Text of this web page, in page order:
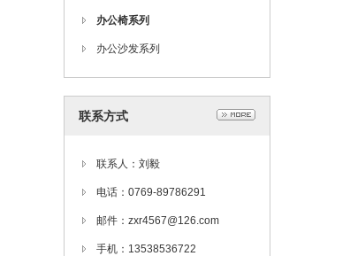
办公椅系列
办公沙发系列
联系方式
联系人：刘毅
电话：0769-89786291
邮件：zxr4567@126.com
手机：13538536722